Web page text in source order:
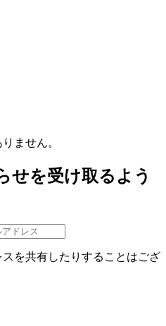
ません。
せを受け取るよう
を共有したりすることはござ